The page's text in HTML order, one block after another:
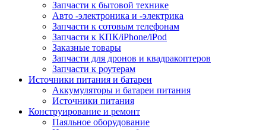
Запчасти к бытовой технике
Авто -электроника и -электрика
Запчасти к сотовым телефонам
Запчасти к КПК/iPhone/iPod
Заказные товары
Запчасти для дронов и квадракоптеров
Запчасти к роутерам
Источники питания и батареи
Аккумуляторы и батареи питания
Источники питания
Конструирование и ремонт
Паяльное оборудование